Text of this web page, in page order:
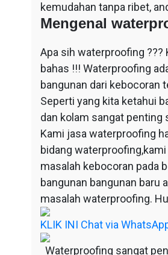
kemudahan tanpa ribet,
Mengenal
Apa sih waterproofing
bahas !!! Waterproofing
bangunan dari kebocoran
Seperti yang kita ketahui
dan kolam sangat
Kami jasa waterproofing
bidang
masalah kebocoran pada
bangunan bangunan baru
masalah waterproofing.
KLIK INI Chat via
Waterproofing sangat